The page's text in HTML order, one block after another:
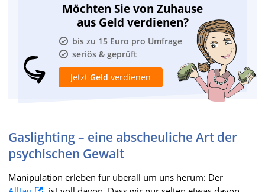
Möchten Sie von Zuhause
aus Geld verdienen?
bis zu 15 Euro pro Umfrage
seriös & geprüft
Jetzt Geld verdienen
Gaslighting – eine abscheuliche Art der
psychischen Gewalt
Manipulation erleben für überall um uns herum: Der